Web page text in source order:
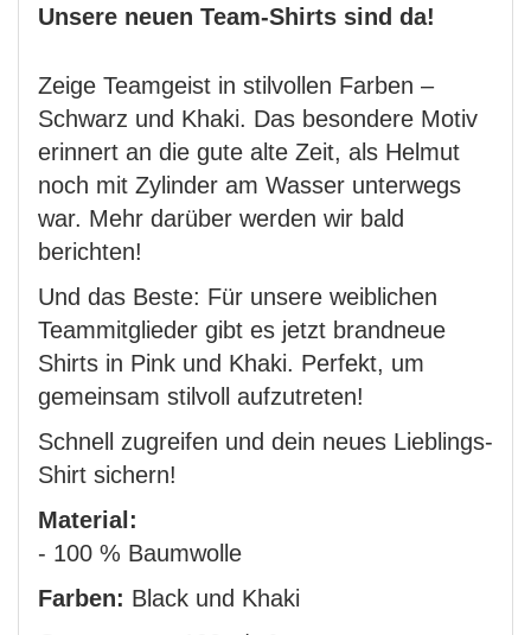
Unsere neuen Team-Shirts sind da!
Zeige Teamgeist in stilvollen Farben –
Schwarz und Khaki. Das besondere Motiv
erinnert an die gute alte Zeit, als Helmut
noch mit Zylinder am Wasser unterwegs
war. Mehr darüber werden wir bald
berichten!
Und das Beste: Für unsere weiblichen
Teammitglieder gibt es jetzt brandneue
Shirts in Pink und Khaki. Perfekt, um
gemeinsam stilvoll aufzutreten!
Schnell zugreifen und dein neues Lieblings-
Shirt sichern!
Material:
- 100 % Baumwolle
Farben: Black und Khaki